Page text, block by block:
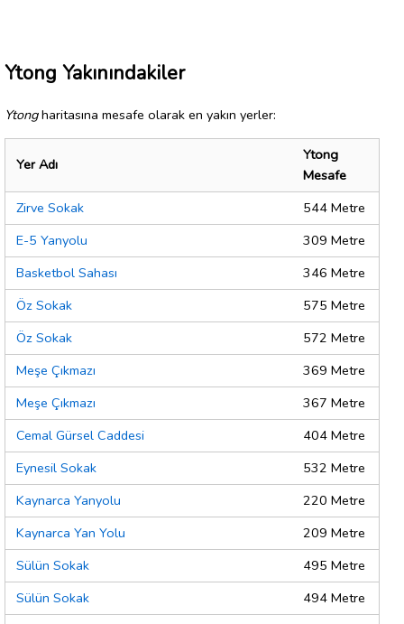
Ytong Yakınındakiler
Ytongharitasına mesafe olarak en yakın yerler:
Yer Adı
Ytong
Mesafe
Zirve Sokak
544 Metre
E-5 Yanyolu
309 Metre
Basketbol Sahası
346 Metre
Öz Sokak
575 Metre
Öz Sokak
572 Metre
Meşe Çıkmazı
369 Metre
Meşe Çıkmazı
367 Metre
Cemal Gürsel Caddesi
404 Metre
Eynesil Sokak
532 Metre
Kaynarca Yanyolu
220 Metre
Kaynarca Yan Yolu
209 Metre
Sülün Sokak
495 Metre
Sülün Sokak
494 Metre